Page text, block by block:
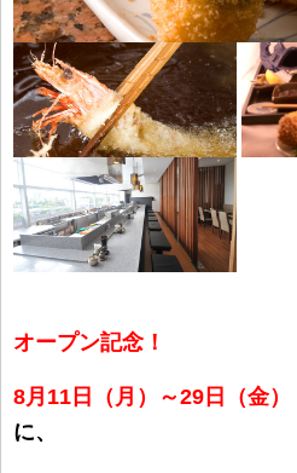
オープン記念！
8月11日（月）～29日（金）
に、